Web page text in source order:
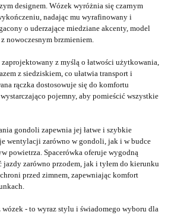
designem. Wózek wyróżnia się czarnym
nadając mu wyrafinowany i
o uderzające miedziane akcenty, model
nowoczesnym brzmieniem.
z myślą o łatwości użytkowania,
z siedziskiem, co ułatwia transport i
rączka dostosowuje się do komfortu
pojemny, aby pomieścić wszystkie
gondoli zapewnia jej łatwe i szybkie
wentylacji zarówno w gondoli, jak i w budce
powietrza. Spacerówka oferuje wygodną
zarówno przodem, jak i tyłem do kierunku
przed zimnem, zapewniając komfort
- to wyraz stylu i świadomego wyboru dla